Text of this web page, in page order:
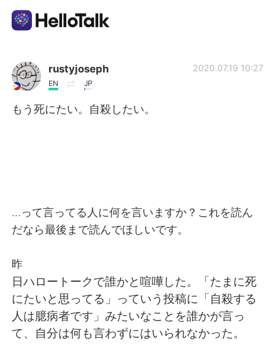
Language Exchange App
AI Grammar Checker
Español العربية
日本語 한국어
Русский ไทย
Indonesia Italiano
rustyjoseph
EN JP
2020.07.19 10:27
もう死にたい。自殺したい。
…って言ってる人に何を言いますか？これを読ん
だなら最後まで読んでほしいです。
昨
日ハロートークで誰かと喧嘩した。「たまに死
にたいと思ってる」っていう投稿に「自殺する
人は臆病者です」みたいなことを誰かが言っ
て、自分は何も言わずにはいられなかった。